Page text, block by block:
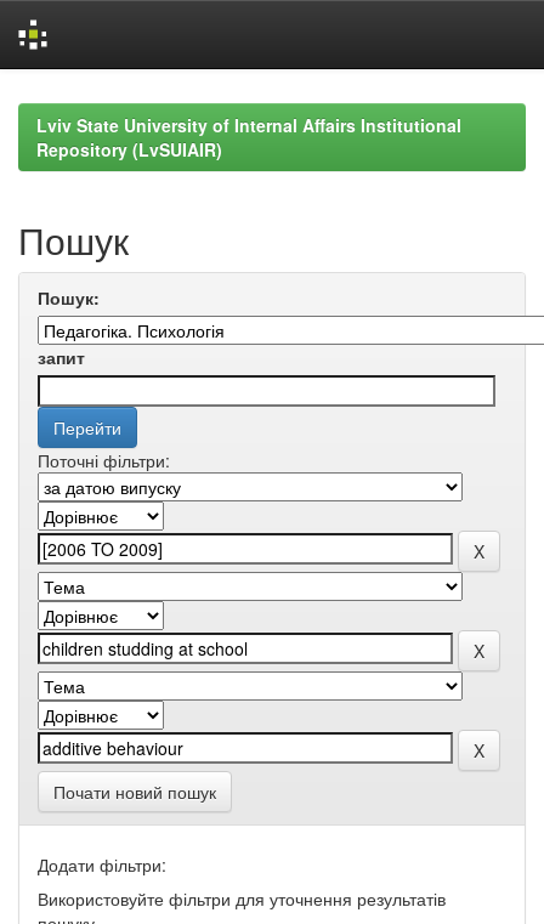
navigationLviv State University of Internal Affairs Institutional
Repository (LvSUIAIR)
Пошук
Пошук:
запит
Поточні фільтри:
Почати новий пошук
Додати фільтри:
Використовуйте фільтри для уточнення результатів